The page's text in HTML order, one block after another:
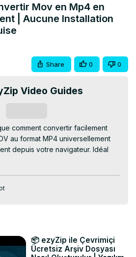
Mov en Mp4 en
| Aucune Installation
Share 0 0
Video Guides
comment convertir facilement
au format MP4 universellement
depuis votre navigateur. Idéal
les monteurs et tous ceux
MP4 en ligne GRATUIT :
MOV – cliquez sur
MOV à convertir » ou faites-le
texte.
📦 ezyZip ile Çevrimiçi
Ücretsiz Arşiv Dosyası